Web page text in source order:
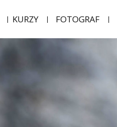
KURZY FOTOGRAF